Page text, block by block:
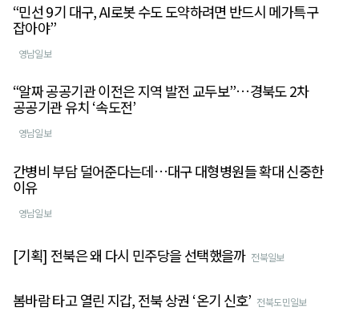
“민선 9기 대구, AI로봇 수도 도약하려면 반드시 메가특구
잡아야”
영남일보
“알짜 공공기관 이전은 지역 발전 교두보”…경북도 2차
공공기관 유치 ‘속도전’
영남일보
간병비 부담 덜어준다는데…대구 대형병원들 확대 신중한
이유
영남일보
[기획] 전북은 왜 다시 민주당을 선택했을까 전북일보
봄바람 타고 열린 지갑, 전북 상권 ‘온기 신호’ 전북도민일보